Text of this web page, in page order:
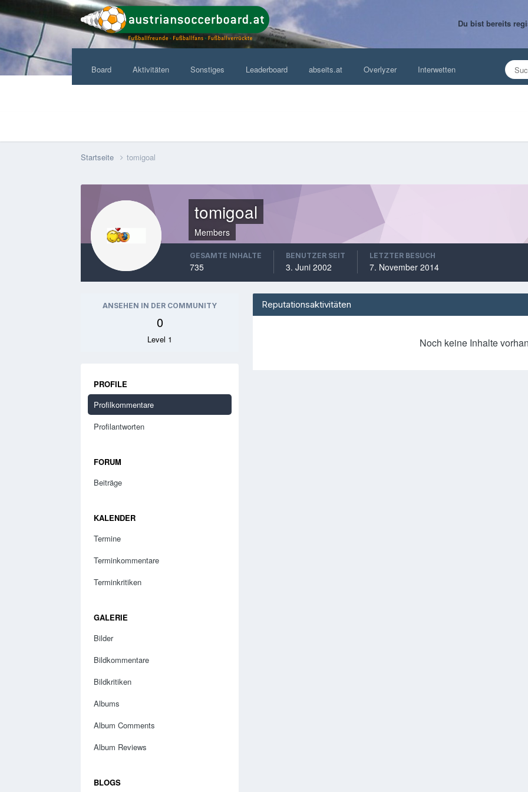
Du bist bereits
Board Aktivitäten Sonstiges Leaderboard abseits.at Overlyzer Interwetten
Startseite tomigoal
tomigoal
Members
GESAMTE INHALTE
735
BENUTZER SEIT
3. Juni 2002
LETZTER BESUCH
7. November 2014
ANSEHEN IN DER COMMUNITY
0
Level 1
PROFILE
Profilkommentare
Profilantworten
FORUM
Beiträge
KALENDER
Termine
Terminkommentare
Terminkritiken
GALERIE
Bilder
Bildkommentare
Bildkritiken
Albums
Album Comments
Album Reviews
BLOGS
Reputationsaktivitäten
Noch keine Inhalte